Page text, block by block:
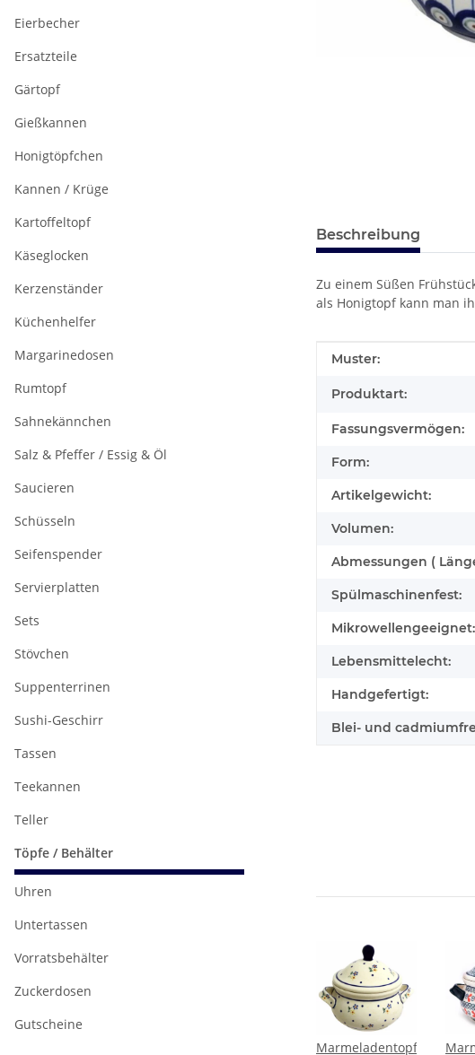
Beschreibung
Zu einem Süßen
als Honigtopf kann man
Produkteigenschaft
Wert
Muster:
Produktart:
Fassungsvermögen:
Form:
Artikelgewicht:
Volumen:
Abmessungen (
Spülmaschinenfest:
Mikrowellengeeignet:
Lebensmittelecht:
Handgefertigt:
Blei- und
Marmeladentopf
Eierbecher
Ersatzteile
Gärtopf
Gießkannen
Honigtöpfchen
Kannen / Krüge
Kartoffeltopf
Käseglocken
Kerzenständer
Küchenhelfer
Margarinedosen
Rumtopf
Sahnekännchen
Salz & Pfeffer / Essig & Öl
Saucieren
Schüsseln
Seifenspender
Servierplatten
Sets
Stövchen
Suppenterrinen
Sushi-Geschirr
Tassen
Teekannen
Teller
Töpfe / Behälter
Uhren
Untertassen
Vorratsbehälter
Zuckerdosen
Gutscheine